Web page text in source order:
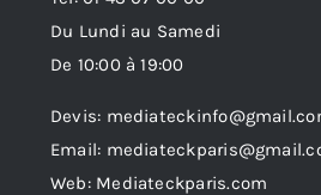
Du Lundi au Samedi
De 10:00 à 19:00
Devis:
Email:
Web: Mediateckparis.com